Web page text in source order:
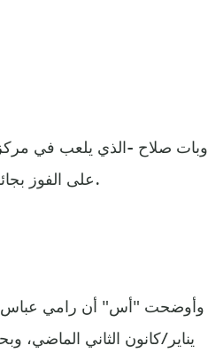
وبات صلاح -الذي يلعب في مركز
على الفوز بجائزة الحذاء الذهبي التي تمنح لأفضل هداف في الدوريات الأوروبية.
وأوضحت "أس" أن رامي عباس -
يناير/كانون الثاني